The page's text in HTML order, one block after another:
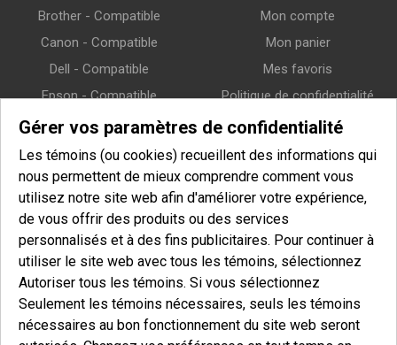
Brother - Compatible
Canon - Compatible
Dell - Compatible
Epson - Compatible
HP (Hewlett-Packard) -
Compatible
Lexmark - Compatible
Samsung - Compatible
Xerox - Compatible
Mon compte
Mon panier
Mes favoris
Politique de confidentialité
Politique de retour
Politique de livraison
Infolettre
Entrez votre courriel pour vous inscrire à notre infolettre et afin
de recevoir nos offres spéciales.
Gérer vos paramètres de confidentialité
Les témoins (ou cookies) recueillent des informations qui
nous permettent de mieux comprendre comment vous
utilisez notre site web afin d'améliorer votre expérience,
de vous offrir des produits ou des services
personnalisés et à des fins publicitaires. Pour continuer à
utiliser le site web avec tous les témoins, sélectionnez
Autoriser tous les témoins. Si vous sélectionnez
Seulement les témoins nécessaires, seuls les témoins
nécessaires au bon fonctionnement du site web seront